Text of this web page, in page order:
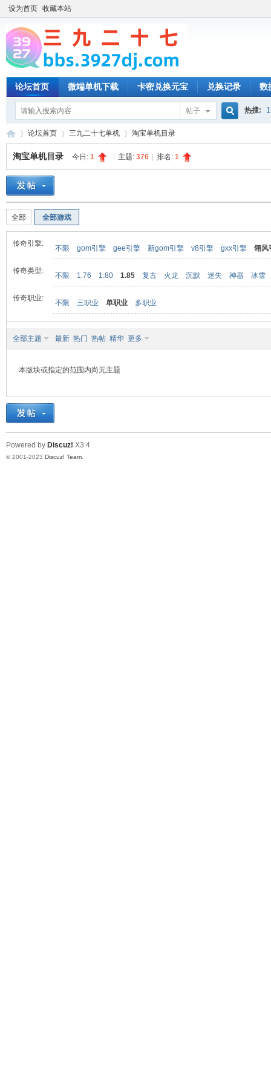
设为首页 收藏本站
论坛首页 微端单机下载 卡密兑换元宝 兑换记录 数
帖子 热搜:
»
论坛首页 三九二十七单机 淘宝单机目录
淘宝单机目录 今日: 1 主题: 376 排名: 1
全部 全部游戏
传奇引擎:
不限 gom引擎 gee引擎 新gom引擎 v8引擎 gxx引擎 翎风
传奇类型:
不限 1.76 1.80 1.85 复古 火龙 沉默 迷失 神器 冰雪
传奇职业:
不限 三职业 单职业 多职业
全部主题 最新 热门 热帖 精华 更多
本版块或指定的范围内尚无主题
Powered by Discuz! X3.4
© 2001-2023 Discuz! Team.